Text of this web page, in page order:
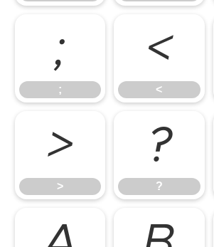
;
;
<
<
>
>
?
?